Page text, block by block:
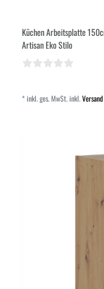
Küchen Arbeitsplatte
Artisan Eko Stilo
*inkl. ges. MwSt.inkl.